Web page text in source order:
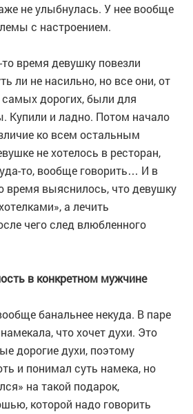
не улыбнулась. У нее вообще
с настроением.
то время девушку повезли
ли не насильно, но все они, от
дорогих, были для
Купили и ладно. Потом начало
ко всем остальным
не хотелось в ресторан,
то, вообще говорить… И в
время выяснилось, что девушку
а лечить
чего след влюбленного
в конкретном мужчине
банальнее некуда. В паре
что хочет духи. Это
дорогие духи, поэтому
и понимал суть намека, но
на такой подарок,
которой надо говорить